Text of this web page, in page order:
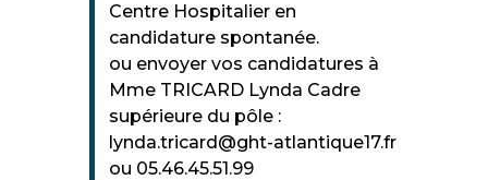
Centre Hospitalier en
candidature spontanée.
ou envoyer vos candidatures à
Mme TRICARD Lynda Cadre
supérieure du pôle :
lynda.tricard@ght-atlantique17.fr
ou 05.46.45.51.99